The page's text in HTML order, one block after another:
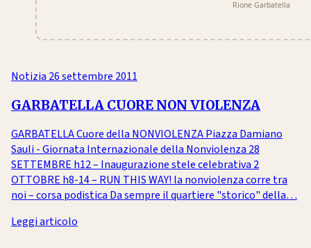
Notizia 26 settembre 2011
GARBATELLA CUORE NON VIOLENZA
GARBATELLA Cuore della NONVIOLENZA Piazza Damiano
Sauli - Giornata Internazionale della Nonviolenza 28
SETTEMBRE h12 – Inaugurazione stele celebrativa 2
OTTOBRE h8-14 – RUN THIS WAY! la nonviolenza corre tra
noi – corsa podistica Da sempre il quartiere "storico" della…
Leggi articolo